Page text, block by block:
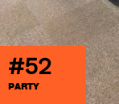
#52
PARTY